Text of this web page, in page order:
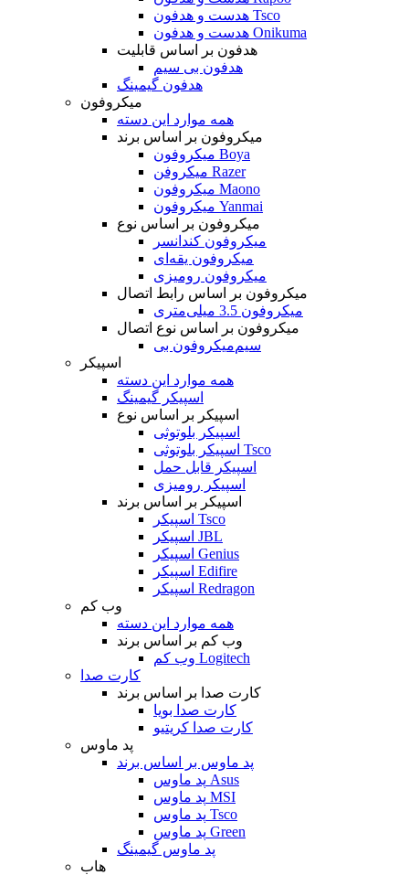
هدست و هدفون Tsco
هدست و هدفون Onikuma
هدفون بر اساس قابلیت
هدفون بی سیم
هدفون گیمینگ
میکروفون
همه موارد این دسته
میکروفون بر اساس برند
میکروفون Boya
میکروفن Razer
میکروفون Maono
میکروفون Yanmai
میکروفون بر اساس نوع
میکروفون کندانسر
میکروفون یقه‌ای
میکروفون رومیزی
میکروفون بر اساس رابط اتصال
میکروفون 3.5 میلی‌متری
میکروفون بر اساس نوع اتصال
میکروفون بی‌‎سیم
اسپیکر
همه موارد این دسته
اسپیکر گیمینگ
اسپیکر بر اساس نوع
اسپیکر بلوتوثی
اسپیکر بلوتوثی Tsco
اسپیکر قابل حمل
اسپیکر رومیزی
اسپیکر بر اساس برند
اسپیکر Tsco
اسپیکر JBL
اسپیکر Genius
اسپیکر Edifire
اسپیکر Redragon
وب کم
همه موارد این دسته
وب کم بر اساس برند
وب کم Logitech
کارت صدا
کارت صدا بر اساس برند
کارت صدا بویا
کارت صدا کریتیو
پد ماوس
پد ماوس بر اساس برند
پد ماوس Asus
پد ماوس MSI
پد ماوس Tsco
پد ماوس Green
پد ماوس گیمینگ
هاب